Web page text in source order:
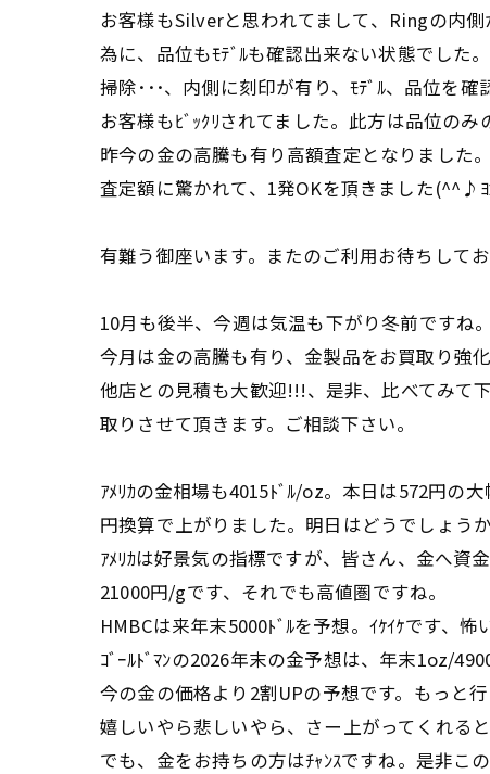
お客様もSilverと思われてまして、Ringの内側
為に、品位もﾓﾃﾞﾙも確認出来ない状態でした
掃除･･･、内側に刻印が有り、ﾓﾃﾞﾙ、品位を確
お客様もﾋﾞｯｸﾘされてました。此方は品位のみ
昨今の金の高騰も有り高額査定となりました
査定額に驚かれて、1発OKを頂きました(^^♪ﾖｶ
有難う御座います。またのご利用お待ちしてお
10月も後半、今週は気温も下がり冬前ですね。
今月は金の高騰も有り、金製品をお買取り強化
他店との見積も大歓迎!!!、是非、比べてみて
取りさせて頂きます。ご相談下さい。
ｱﾒﾘｶの金相場も4015ﾄﾞﾙ/oz。本日は572円の
円換算で上がりました。明日はどうでしょう
ｱﾒﾘｶは好景気の指標ですが、皆さん、金へ資金
21000円/gです、それでも高値圏ですね。
HMBCは来年末5000ﾄﾞﾙを予想。ｲｹｲｹです、怖
ｺﾞｰﾙﾄﾞﾏﾝの2026年末の金予想は、年末1oz/
今の金の価格より2割UPの予想です。もっと
嬉しいやら悲しいやら、さー上がってくれると
でも、金をお持ちの方はﾁｬﾝｽですね。是非こ